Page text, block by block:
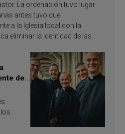
La ordenación tuvo lugar
antes tuvo que
a la Iglesia local con la
eliminar la identidad de las
de